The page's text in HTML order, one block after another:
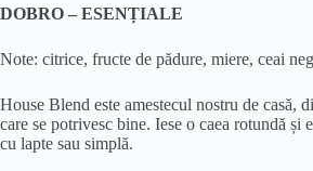
DOBRO – ESENȚIALE
Note: citrice, fructe de pădure, miere, ceai
House Blend este amestecul nostru de casă,
care se potrivesc bine. Iese o caea rotundă și
cu lapte sau simplă.